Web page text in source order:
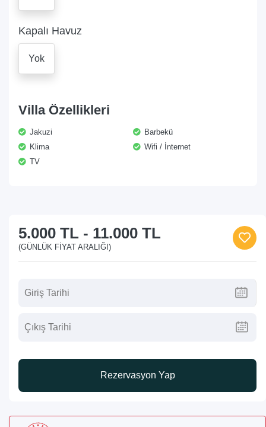
Kapalı Havuz
Yok
Villa Özellikleri
Jakuzi
Barbekü
Klima
Wifi / İnternet
TV
5.000 TL - 11.000 TL
(GÜNLÜK FIYAT ARALIĞI)
Rezervasyon Yap